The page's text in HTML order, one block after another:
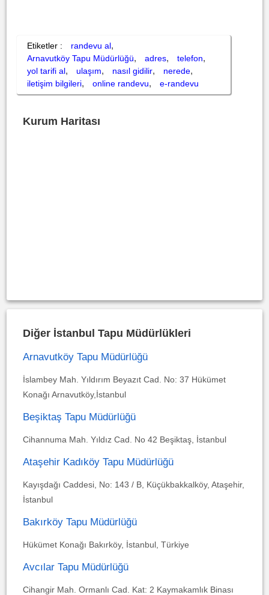
Etiketler : randevu al,
Arnavutköy Tapu Müdürlüğü, adres, telefon,
yol tarifi al, ulaşım, nasıl gidilir, nerede,
iletişim bilgileri, online randevu, e-randevu
Kurum Haritası
Diğer İstanbul Tapu Müdürlükleri
Arnavutköy Tapu Müdürlüğü
İslambey Mah. Yıldırım Beyazıt Cad. No: 37 Hükümet
Konağı Arnavutköy,İstanbul
Beşiktaş Tapu Müdürlüğü
Cihannuma Mah. Yıldız Cad. No 42 Beşiktaş, İstanbul
Ataşehir Kadıköy Tapu Müdürlüğü
Kayışdağı Caddesi, No: 143 / B, Küçükbakkalköy, Ataşehir,
İstanbul
Bakırköy Tapu Müdürlüğü
Hükümet Konağı Bakırköy, İstanbul, Türkiye
Avcılar Tapu Müdürlüğü
Cihangir Mah. Ormanlı Cad. Kat: 2 Kaymakamlık Binası